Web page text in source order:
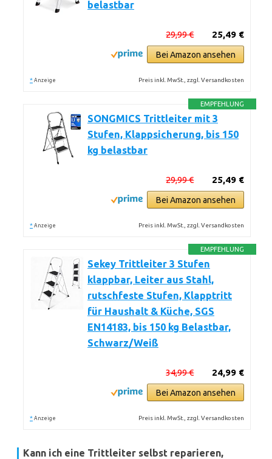
belastbar
25,49 €
29,99 €
Bei Amazon ansehen
* Anzeige Preis inkl. MwSt., zzgl. Versandkosten
EMPFEHLUNG
SONGMICS Trittleiter mit 3
Stufen, Klappsicherung, bis 150
kg belastbar
25,49 €
29,99 €
Bei Amazon ansehen
* Anzeige Preis inkl. MwSt., zzgl. Versandkosten
EMPFEHLUNG
Sekey Trittleiter 3 Stufen
klappbar, Leiter aus Stahl,
rutschfeste Stufen, Klapptritt
für Haushalt & Küche, SGS
EN14183, bis 150 kg Belastbar,
Schwarz/Weiß
24,99 €
34,99 €
Bei Amazon ansehen
* Anzeige Preis inkl. MwSt., zzgl. Versandkosten
Kann ich eine Trittleiter selbst reparieren,